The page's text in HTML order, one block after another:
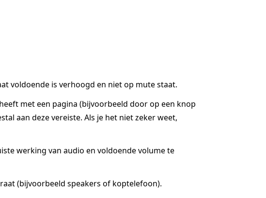
voldoende is verhoogd en niet op mute staat.
met een pagina (bijvoorbeeld door op een knop
aan deze vereiste. Als je het niet zeker weet,
werking van audio en voldoende volume te
(bijvoorbeeld speakers of koptelefoon).